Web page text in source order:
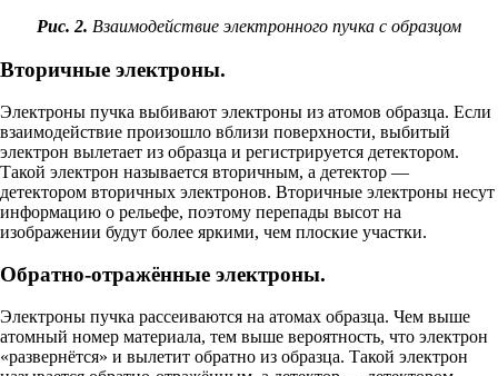
Рис. 2. Взаимодействие электронного пучка с образцом
Вторичные электроны.
Электроны пучка выбивают электроны из атомов образца. Если
взаимодействие произошло вблизи поверхности, выбитый
электрон вылетает из образца и регистрируется детектором.
Такой электрон называется вторичным, а детектор —
детектором вторичных электронов. Вторичные электроны несут
информацию о рельефе, поэтому перепады высот на
изображении будут более яркими, чем плоские участки.
Обратно-отражённые электроны.
Электроны пучка рассеиваются на атомах образца. Чем выше
атомный номер материала, тем выше вероятность, что электрон
«развернётся» и вылетит обратно из образца. Такой электрон